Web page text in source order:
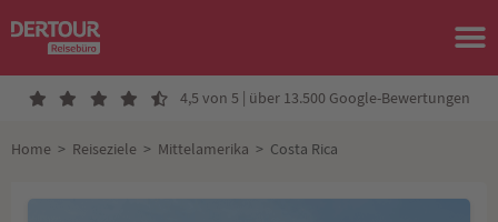
4,5 von 5 | über 13.500 Google-Bewertungen
Home > Reiseziele > Mittelamerika > Costa Rica